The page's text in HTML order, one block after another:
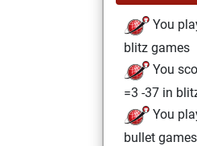
You
blitz games
You
=3 -37 in
You
bullet games